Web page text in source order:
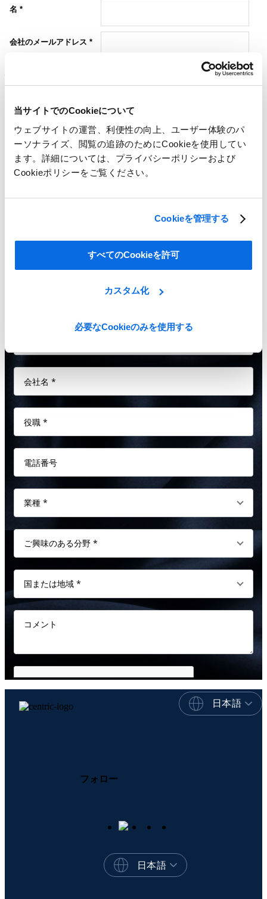
当サイトでのCookieについて
ウェブサイトの運営、利便性の向上、ユーザー体験のパ
ーソナライズ、閲覧の追跡のためにCookieを使用してい
ます。詳細については、プライバシーポリシーおよび
Cookieポリシーをご覧ください。
Cookieを管理する
すべてのCookieを許可
カスタム化
必要なCookieのみを使用する
Show Me All Learning Tools
Seeing is believing!
easiest-to-use PLM software platform on the market.
日本語
フォロー
日本語